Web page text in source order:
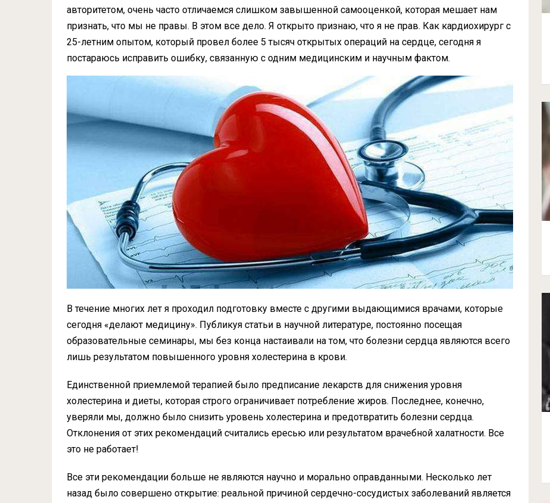
авторитетом, очень часто отличаемся слишком завышенной самооценкой, которая мешает нам
признать, что мы не правы. В этом все дело. Я открыто признаю, что я не прав. Как кардиохирург с
25-летним опытом, который провел более 5 тысяч открытых операций на сердце, сегодня я
постараюсь исправить ошибку, связанную с одним медицинским и научным фактом.
В течение многих лет я проходил подготовку вместе с другими выдающимися врачами, которые
сегодня «делают медицину». Публикуя статьи в научной литературе, постоянно посещая
образовательные семинары, мы без конца настаивали на том, что болезни сердца являются всего
лишь результатом повышенного уровня холестерина в крови.
Единственной приемлемой терапией было предписание лекарств для снижения уровня
холестерина и диеты, которая строго ограничивает потребление жиров. Последнее, конечно,
уверяли мы, должно было снизить уровень холестерина и предотвратить болезни сердца.
Отклонения от этих рекомендаций считались ересью или результатом врачебной халатности. Все
это не работает!
Все эти рекомендации больше не являются научно и морально оправданными. Несколько лет
назад было совершено открытие: реальной причиной сердечно-сосудистых заболеваний является